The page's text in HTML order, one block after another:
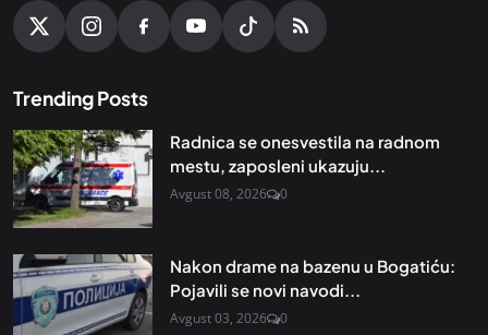
Trending Posts
Radnica se onesvestila na radnom
mestu, zaposleni ukazuju...
Avgust 08, 2026 0
Nakon drame na bazenu u Bogatiću:
Pojavili se novi navodi...
Avgust 03, 2026 0